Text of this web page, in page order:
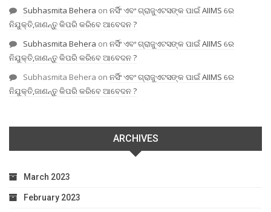
Subhasmita Behera on ନର୍ସିଂ ଏବଂ ଗ୍ରାଜୁଏଟସଙ୍କ ପାଇଁ AIIMS ରେ
ନିଯୁକ୍ତି,ଜାଣନ୍ତୁ କିପରି କରିବେ ଆବେଦନ ?
Subhasmita Behera on ନର୍ସିଂ ଏବଂ ଗ୍ରାଜୁଏଟସଙ୍କ ପାଇଁ AIIMS ରେ
ନିଯୁକ୍ତି,ଜାଣନ୍ତୁ କିପରି କରିବେ ଆବେଦନ ?
Subhasmita Behera on ନର୍ସିଂ ଏବଂ ଗ୍ରାଜୁଏଟସଙ୍କ ପାଇଁ AIIMS ରେ
ନିଯୁକ୍ତି,ଜାଣନ୍ତୁ କିପରି କରିବେ ଆବେଦନ ?
ARCHIVES
March 2023
February 2023